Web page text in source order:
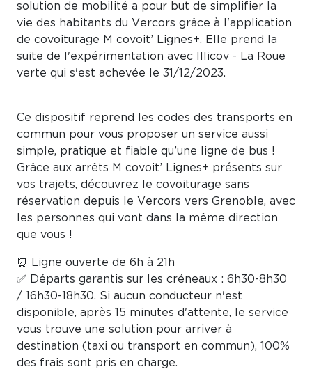
solution de mobilité a pour but de simplifier la
vie des habitants du Vercors grâce à l'application
de covoiturage M covoit’ Lignes+. Elle prend la
suite de l'expérimentation avec Illicov - La Roue
verte qui s'est achevée le 31/12/2023.
Ce dispositif reprend les codes des transports en
commun pour vous proposer un service aussi
simple, pratique et fiable qu’une ligne de bus !
Grâce aux arrêts M covoit’ Lignes+ présents sur
vos trajets, découvrez le covoiturage sans
réservation depuis le Vercors vers Grenoble, avec
les personnes qui vont dans la même direction
que vous !
⏰ Ligne ouverte de 6h à 21h
✅ Départs garantis sur les créneaux : 6h30-8h30
/ 16h30-18h30. Si aucun conducteur n'est
disponible, après 15 minutes d'attente, le service
vous trouve une solution pour arriver à
destination (taxi ou transport en commun), 100%
des frais sont pris en charge.